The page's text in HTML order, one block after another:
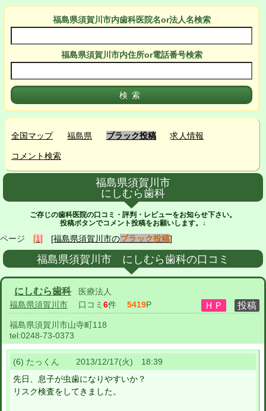
福島県須賀川市内歯科医院名or法人名検索
福島県須賀川市内住所or電話番号検索
全国マップ 福島県 ブラック投稿 求人情報
コメント検索
福島県須賀川市
にしむら歯科
ご存じの歯科医院の口コミ・評判・レビューをお知らせ下さい。
投稿ボタンでコメント投稿をお願いします。↓
ページ [1] [福島県須賀川市のブラック投稿]
福島県須賀川市 にしむら歯科の口コミ
にしむら歯科
医療法人
福島県須賀川市 口コミ 6件 5419P
福島県須賀川市山寺町118
tel:0248-73-0373
(6) たっくん 2013/12/17(火) 18:39
先日、息子が虫歯になりやすいか？
リスク検査をしてきました。